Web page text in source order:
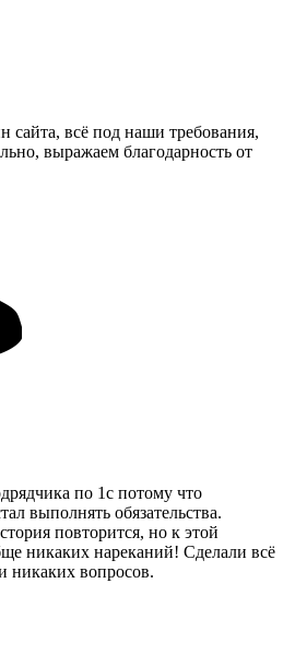
сайта, всё под наши требования,
выражаем благодарность от
по 1с потому что
выполнять обязательства.
повторится, но к этой
никаких нареканий! Сделали всё
никаких вопросов.